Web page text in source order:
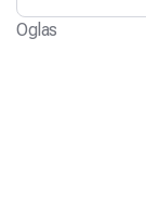
Oglas